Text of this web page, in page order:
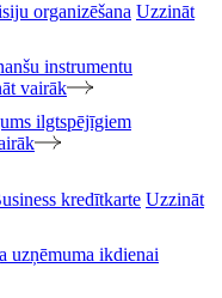
organizēšana Uzzināt
instrumentu
vairāk
ilgtspējīgiem
kredītkarte Uzzināt
uzņēmuma ikdienai